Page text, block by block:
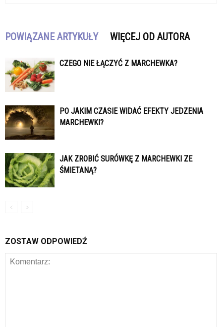
POWIĄZANE ARTYKUŁY WIĘCEJ OD AUTORA
CZEGO NIE ŁĄCZYĆ Z MARCHEWKA?
PO JAKIM CZASIE WIDAĆ EFEKTY JEDZENIA
MARCHEWKI?
JAK ZROBIĆ SURÓWKĘ Z MARCHEWKI ZE
ŚMIETANĄ?
ZOSTAW ODPOWIEDŹ